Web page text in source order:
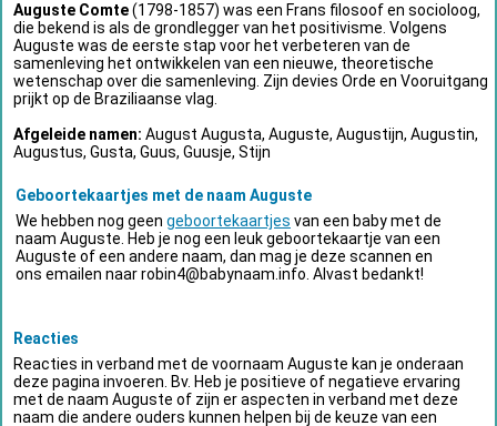
Auguste Comte(1798-1857) was een Frans filosoof en socioloog,
die bekend is als de grondlegger van het positivisme. Volgens
Auguste was de eerste stap voor het verbeteren van de
samenleving het ontwikkelen van een nieuwe, theoretische
wetenschap over die samenleving. Zijn devies Orde en Vooruitgang
prijkt op de Braziliaanse vlag.
Afgeleide namen: August Augusta, Auguste, Augustijn, Augustin,
Augustus, Gusta, Guus, Guusje, Stijn
Geboortekaartjes met de naam Auguste
We hebben nog geen geboortekaartjes van een baby met de
naam Auguste. Heb je nog een leuk geboortekaartje van een
Auguste of een andere naam, dan mag je deze scannen en
ons emailen naarrobin4@babynaam.info . Alvast bedankt!
Reacties
Reacties in verband met de voornaam Auguste kan je onderaan
deze pagina invoeren. Bv. Heb je positieve of negatieve ervaring
met de naam Auguste of zijn er aspecten in verband met deze
naam die andere ouders kunnen helpen bij de keuze van een